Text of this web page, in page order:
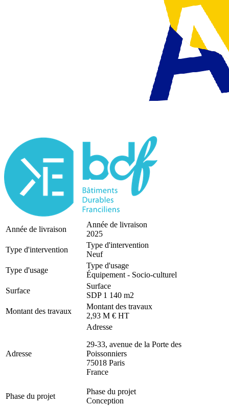
Année de livraison
Année de livraison
2025
Type d'intervention
Type d'intervention
Neuf
Type d'usage
Type d'usage
Équipement - Socio-culturel
Surface
Surface
SDP 1 140 m2
Montant des travaux
Montant des travaux
2,93 M € HT
Adresse
Adresse
29-33, avenue de la Porte des
Poissonniers
75018 Paris
France
Phase du projet
Phase du projet
Conception